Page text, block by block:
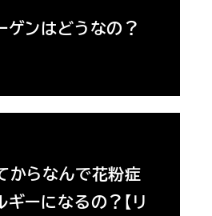
ゲンはどうなの？
からなんで花粉症
ーになるの？【リ